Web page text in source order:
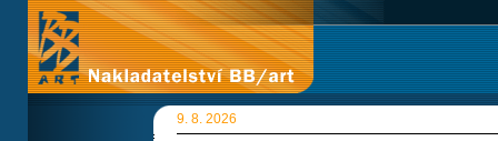
9. 8. 2026